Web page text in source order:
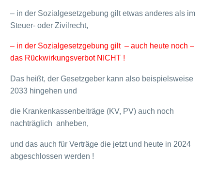
– in der Sozialgesetzgebung gilt etwas anderes als im
Steuer- oder Zivilrecht,
– in der Sozialgesetzgebung gilt – auch heute noch –
das Rückwirkungsverbot NICHT !
Das heißt, der Gesetzgeber kann also beispielsweise
2033 hingehen und
die Krankenkassenbeiträge (KV, PV) auch noch
nachträglich anheben,
und das auch für Verträge die jetzt und heute in 2024
abgeschlossen werden !